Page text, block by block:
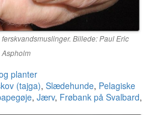
Billede: Paul Eric
Aspholm
planter
(tajga), Slædehunde, Pelagiske
, Jærv, Frøbank på Svalbard,